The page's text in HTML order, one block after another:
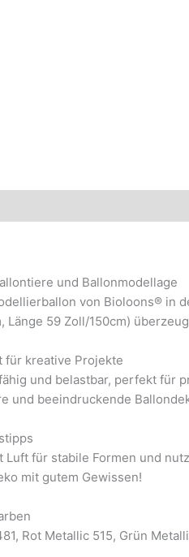
und Ballonmodellage
von Bioloons® in
Länge 59 Zoll/150cm)
für kreative Projekte
und belastbar, perfekt für
und beeindruckende
Luft für stabile Formen und
mit gutem Gewissen!
Rot Metallic 515, Grün